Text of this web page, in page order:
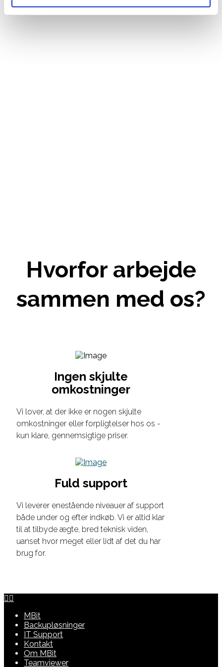
Hvorfor arbejde
sammen med os?
Ingen skjulte
omkostninger
Vi lover, at der ikke er nogen skjulte
omkostninger eller forpligtelser hos os -
kun klare, gennemsigtige priser.
Fuld support
Vi leverer enestående niveauer af support
både under og efter indkøb. Vi er altid klar
til at tilbyde ægte, bred teknisk viden,
uanset hvor meget eller lidt af det du har
brug for.
MBit
Backupløsninger
IT Support
Kontakt
Om MBit
Teamviewer